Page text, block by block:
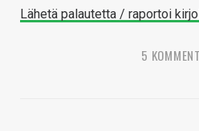
Lähetä palautetta / raportoi
5